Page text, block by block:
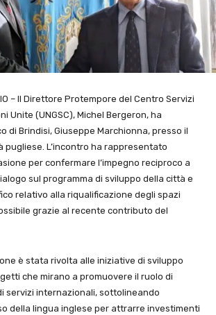
– Il Direttore Protempore del Centro Servizi
Unite (UNGSC), Michel Bergeron, ha
di Brindisi, Giuseppe Marchionna, presso il
pugliese. L’incontro ha rappresentato
per confermare l’impegno reciproco a
sul programma di sviluppo della città e
relativo alla riqualificazione degli spazi
grazie al recente contributo del
è stata rivolta alle iniziative di sviluppo
che mirano a promuovere il ruolo di
servizi internazionali, sottolineando
della lingua inglese per attrarre investimenti